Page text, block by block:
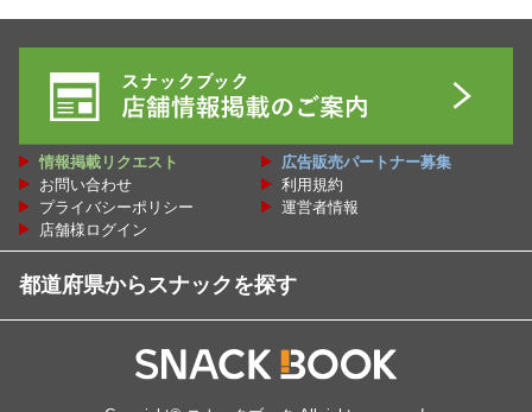
都道府県からスナックを探す
情報掲載リクエスト
広告販売パートナー募集
お問い合わせ
利用規約
プライバシーポリシー
運営者情報
店舗様ログイン